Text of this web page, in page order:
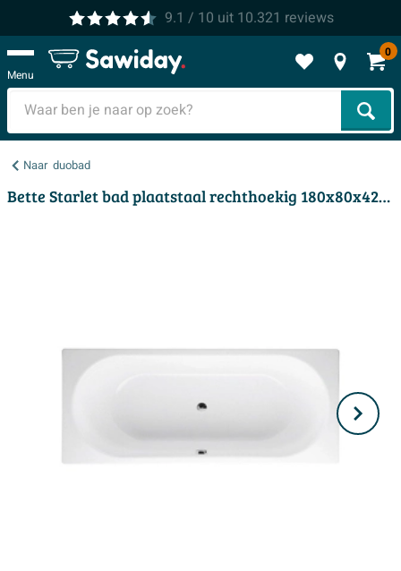
9.1 / 10 uit 10.321 reviews
Menu
0
Naar duobad
Bette Starlet bad plaatstaal rechthoekig 180x80x42cm wit